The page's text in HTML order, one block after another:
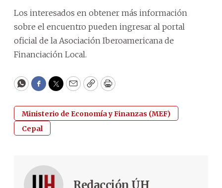
Los interesados en obtener más información
sobre el encuentro pueden ingresar al portal
oficial de la Asociación Iberoamericana de
Financiación Local.
WhatsApp
Facebook
Twitter
EmailCopyPrint
Ministerio de Economía y Finanzas (MEF)
Cepal
Redacción ÚH